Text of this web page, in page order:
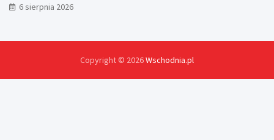
6 sierpnia 2026
Copyright © 2026Wschodnia.pl